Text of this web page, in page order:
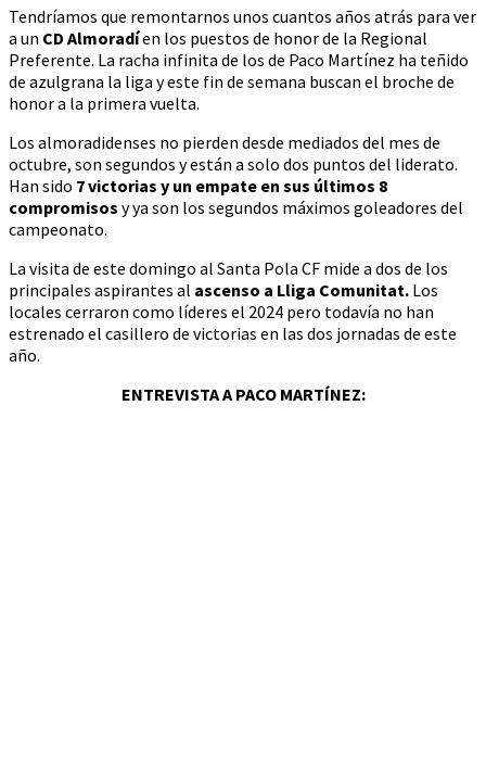
Tendríamos que remontarnos unos cuantos años atrás para ver
a un CD Almoradíen los puestos de honor de la Regional
Preferente. La racha infinita de los de Paco Martínez ha teñido
de azulgrana la liga y este fin de semana buscan el broche de
honor a la primera vuelta.
Los almoradidenses no pierden desde mediados del mes de
octubre, son segundos y están a solo dos puntos del liderato.
Han sido 7 victorias y un empate en sus últimos 8
compromisos y ya son los segundos máximos goleadores del
campeonato.
La visita de este domingo al Santa Pola CF mide a dos de los
principales aspirantes al ascenso a Lliga Comunitat. Los
locales cerraron como líderes el 2024 pero todavía no han
estrenado el casillero de victorias en las dos jornadas de este
año.
ENTREVISTA A PACO MARTÍNEZ: